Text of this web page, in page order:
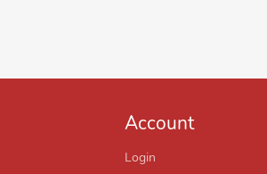
Account
Login